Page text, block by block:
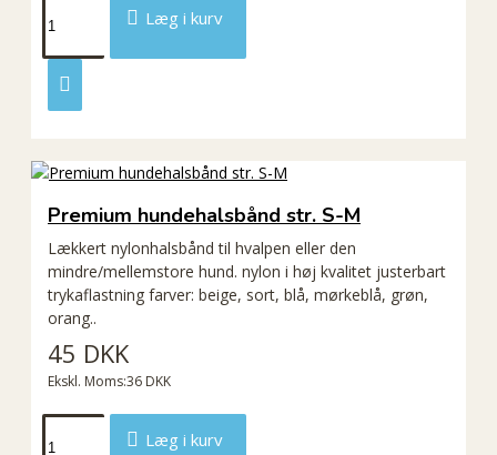
Læg i kurv
Premium hundehalsbånd str. S-M
Lækkert nylonhalsbånd til hvalpen eller den
mindre/mellemstore hund. nylon i høj kvalitet justerbart
trykaflastning farver: beige, sort, blå, mørkeblå, grøn,
orang..
45 DKK
Ekskl. Moms:36 DKK
Læg i kurv